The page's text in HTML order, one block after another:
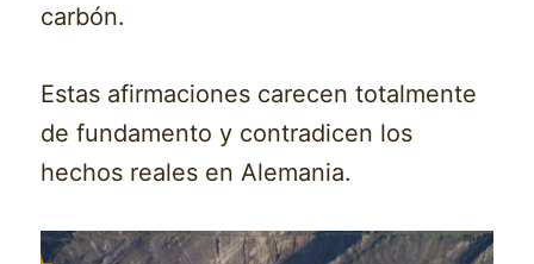
carbón.
Estas afirmaciones carecen totalmente
de fundamento y contradicen los
hechos reales en Alemania.